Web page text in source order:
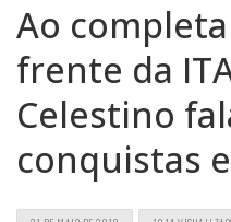
Ao
frente da
Celestino
conquistas